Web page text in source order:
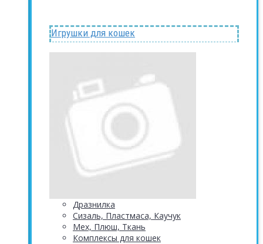
Игрушки для кошек
Дразнилка
Сизаль, Пластмаса, Каучук
Мех, Плюш, Ткань
Комплексы для кошек